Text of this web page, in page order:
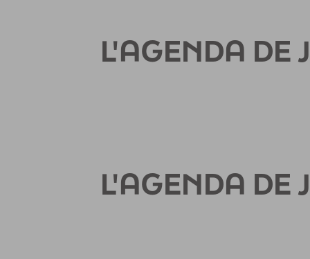
L'AGENDA DE
L'AGENDA DE